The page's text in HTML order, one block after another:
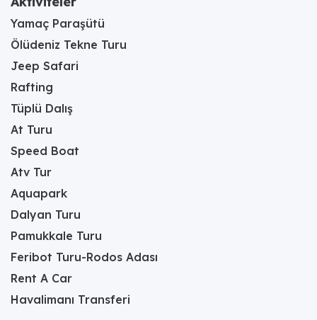
Yamaç Paraşütü
Ölüdeniz Tekne Turu
Jeep Safari
Rafting
Tüplü Dalış
At Turu
Speed Boat
Atv Tur
Aquapark
Dalyan Turu
Pamukkale Turu
Feribot Turu-Rodos Adası
Rent A Car
Havalimanı Transferi